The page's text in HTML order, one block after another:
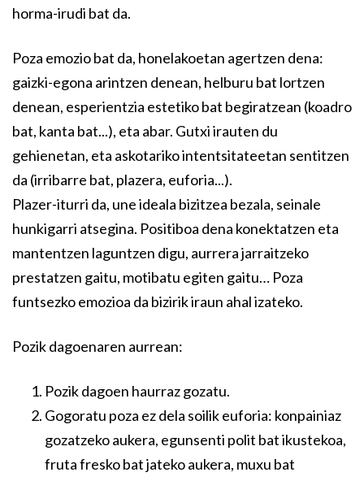
horma-irudi bat da.
Poza emozio bat da, honelakoetan agertzen dena:
gaizki-egona arintzen denean, helburu bat lortzen
denean, esperientzia estetiko bat begiratzean (koadro
bat, kanta bat...), eta abar. Gutxi irauten du
gehienetan, eta askotariko intentsitateetan sentitzen
da (irribarre bat, plazera, euforia...).
Plazer-iturri da, une ideala bizitzea bezala, seinale
hunkigarri atsegina. Positiboa dena konektatzen eta
mantentzen laguntzen digu, aurrera jarraitzeko
prestatzen gaitu, motibatu egiten gaitu… Poza
funtsezko emozioa da bizirik iraun ahal izateko.
Pozik dagoenaren aurrean:
Pozik dagoen haurraz gozatu.
Gogoratu poza ez dela soilik euforia: konpainiaz
gozatzeko aukera, egunsenti polit bat ikustekoa,
fruta fresko bat jateko aukera, muxu bat